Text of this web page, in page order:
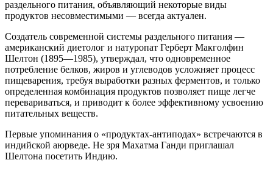
раздельного питания, объявляющий некоторые виды
продуктов несовместимыми — всегда актуален.
Создатель современной системы раздельного питания —
американский диетолог и натуропат Герберт Макголфин
Шелтон (1895—1985), утверждал, что одновременное
потребление белков, жиров и углеводов усложняет процесс
пищеварения, требуя выработки разных ферментов, и только
определенная комбинация продуктов позволяет пище легче
перевариваться, и приводит к более эффективному усвоению
питательных веществ.
Первые упоминания о «продуктах-антиподах» встречаются в
индийской аюрведе. Не зря Махатма Ганди приглашал
Шелтона посетить Индию.